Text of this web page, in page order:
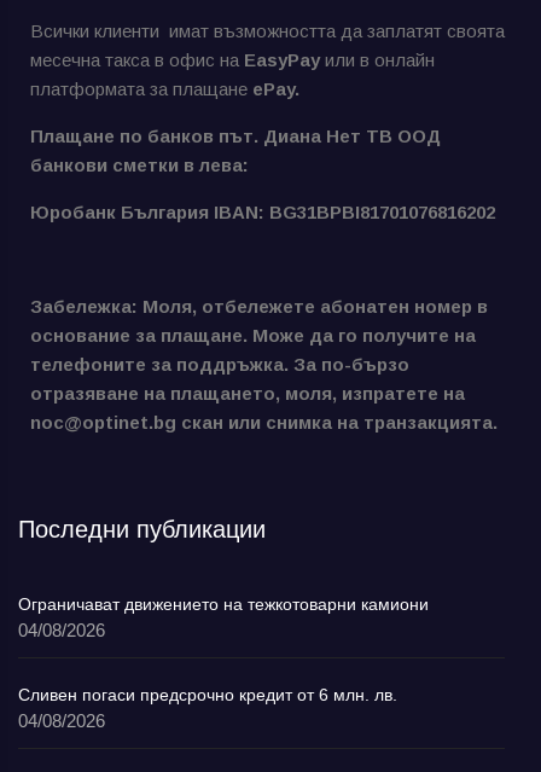
Всички клиенти имат възможността да заплатят своята
месечна такса в офис на EasyPayили в онлайн
платформата за плащане ePay.
Плащане по банков път. Диана Нет ТВ ООД
банкови сметки в лева:
Юробанк България IBAN: BG31BPBI81701076816202
Забележка: Моля, отбележете абонатен номер в
основание за плащане. Може да го получите на
телефоните за поддръжка. За по-бързо
отразяване на плащането, моля, изпратете на
noc@optinet.bg скан или снимка на транзакцията.
Последни публикации
Ограничават движението на тежкотоварни камиони
04/08/2026
Сливен погаси предсрочно кредит от 6 млн. лв.
04/08/2026